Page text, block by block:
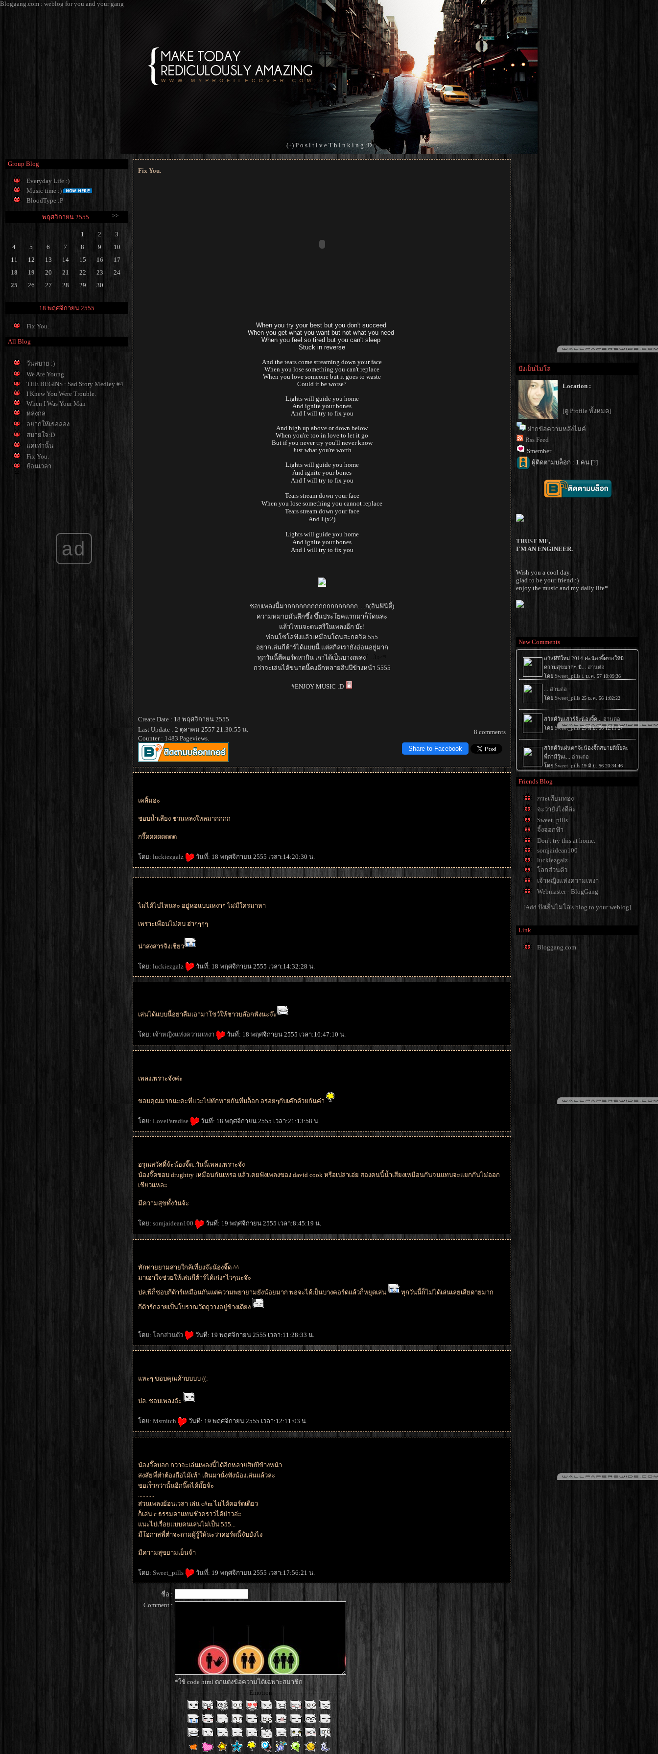
Bloggang.com : weblog for you and your gang
(+) P o s i t i v e T h i n k i n g :D
Group Blog
Everyday Life :)
Music time :)
BloodType :P
พฤศจิกายน 2555 >>
1 2
3
4
5 6 7 8 9
10
11
12 13 14 15 16
17
18
19 20 21 22 23
24
25
26 27 28 29 30
18 พฤศจิกายน 2555
Fix You.
All Blog
วันสบาย :)
We Are Young
THE BEGINS : Sad Story Medley #4
I Knew You Were Trouble.
When I Was Your Man
หลงกล
อยากให้เธอลอง
สบายใจ:D
ค่เท่านั้น
Fix You.
้อนเวลา
ad
Fix You.
When you try your best but you don't succeed
When you get what you want but not what you need
When you feel so tired but you can't sleep
Stuck in reverse
And the tears come streaming down your face
When you lose something you can't replace
When you love someone but it goes to waste
Could it be worse?
Lights will guide you home
And ignite your bones
And I will try to fix you
And high up above or down below
When you're too in love to let it go
But if you never try you'll never know
Just what you're worth
Lights will guide you home
And ignite your bones
And I will try to fix you
Tears stream down your face
When you lose something you cannot replace
Tears stream down your face
And I (x2)
Lights will guide you home
And ignite your bones
And I will try to fix you
ชอบเพลงนี้มากกกกกกกกกกกกกกกกกก. . .ก(อินฟินิตี้)
ความหมายมันลึกซึ้ง ขึ้นประโยคแรกมาก็โดนละ
ล้วไหนจะดนตรีในเพลงอีก บ๊ะ!
ท่อนโซโล่ฟังแล้วเหมือนโดนสะกดจิต 555
อยากเล่นกีต้าร์ได้แบบนี้ แต่สกิลเรายังอ่อนอยู่มาก
ทุกวันนี้ตีคอร์ดหากิน เกาได้เป็นบางเพลง
กว่าจะเล่นได้ขนาดนี้คงอีกหลายสิบปีข้างหน้า 5555
#ENJOY MUSIC :D
Create Date : 18 พฤศจิกายน 2555
Last Update : 2 ตุลาคม 2557 21:30:55 น.
Counter : 1483 Pageviews.
8 comments
Share to Facebook
เคลิ้มอ่ะ
ชอบน้ำเสียง ชวนหลงใหลมากกกก
กรี๊ดดดดดดดด
ดย: luckiezgalz วันที่: 18 พฤศจิกายน 2555 เวลา:14:20:30 น.
ไม่ได้ไปไหนล่ะ อยู่หอแบบเหงาๆ ไม่มีใครมาหา
เพราะเพือนไม่คบ ฮ่าๆๆๆๆ
น่าสงสารจิงเชียว
ดย: luckiezgalz วันที่: 18 พฤศจิกายน 2555 เวลา:14:32:28 น.
เล่นได้แบบนี้อย่าลืมเอามาโชว์ให้ชาวบล๊อกฟังนะจ๊ะ
ดย: เจ้าหญิงแห่งความเหงา วันที่: 18 พฤศจิกายน 2555 เวลา:16:47:10 น.
เพลงเพราะจังค่ะ
ขอบคุณมากนะคะที่แวะไปทักทายกันที่บล็อก อร่อยๆกับเค๊กด้วยกันค่า
ดย: LoveParadise วันที่: 18 พฤศจิกายน 2555 เวลา:21:13:58 น.
อรุณสวัสดิ์จ้ะน้องจี๊ด..วันนี้เพลงเพราะจัง
น้องจี๊ดชอบ drughtry เหมือนกันเหรอ แล้วเคยฟังเพลงของ david cook หรือเปล่าเอ่ย สองคนนี้น้ำเสียงเหมือนกันจนแทบจะแยกกันไม่ออก
เชียวแหละ
มีความสุขทั้งวันจ้ะ
ดย: somjaidean100 วันที่: 19 พฤศจิกายน 2555 เวลา:8:45:19 น.
ทักทายยามสายใกล้เที่ยงจ๊ะน้องจี๊ด ^^
มาเอาใจช่วยให้เล่นกีต้าร์ได้เก่งๆไวๆนะจ๊ะ
ปล.พี่ก็ชอบกีต้าร์เหมือนกันแต่ความพยายามยังน้อยมาก พอจะได้เป็นบางคอร์ดแล้วก็หยุดเล่น
ทุกวันนี้ก็ไม่ได้เล่นเลยเสียดายมาก
กีต้าร์กลายเป็นโบราณวัตถุวางอยู่ข้างเตียง
ดย: ลกส่วนตัว วันที่: 19 พฤศจิกายน 2555 เวลา:11:28:33 น.
หะๆ ขอบคุณค้าบบบบ ((:
ปล. ชอบเพลงอ้ะ
ดย: Msmitch วันที่: 19 พฤศจิกายน 2555 เวลา:12:11:03 น.
น้องจี๊ดบอก กว่าจะเล่นเพลงนี้ได้อีกหลายสิบปีข้างหน้า
สงสัยพี่ต๋าต้องถือไม้เท้า เดินมานั่งฟังน้องเล่นแล้วล่ะ
ขอเร็วกว่านั้นอีกนิ๊ดได้มั๊ยจ้ะ
ส่วนเพลงย้อนเวลา เล่น c#m ไม่ได้คอร์ดเดียว
ก็เล่น c ธรรมดาแทนชั่วคราวได้ป่าวอ่ะ
นะไปเรื่อยแบบคนเล่นไม่เป็น 555...
มีโอกาสพี่ต๋าจะถามผู้รู้ให้นะว่าคอร์ดนี้จับยังไง
มีความสุขยามเย็นจ้า
ดย: Sweet_pills วันที่: 19 พฤศจิกายน 2555 เวลา:17:56:21 น.
ชื่อ :
Comment :
*ใช้ code html ตกแต่งข้อความได้เฉพาะสมาชิก
Emotion
ปังเย็นไมโล
Location :
[ดู Profile ทั้งหมด]
ฝากข้อความหลังไมค์
Rss Feed
Smember
ผู้ติดตามบล็อก : 1 คน [?]
TRUST ME,
I'M AN ENGINEER.
Wish you a cool day.
glad to be your friend :)
enjoy the music and my daily life*
New Comments
Friends Blog
กระเทียมทอง
จะว่ายังไงดีล่ะ
Sweet_pills
จิ้งจอกฟ้า
Don't try this at home.
somjaidean100
luckiezgalz
ลกส่วนตัว
เจ้าหญิงแห่งความเหงา
Webmaster - BlogGang
[Add ปังเย็นไมโล's blog to your weblog]
Link
Bloggang.com